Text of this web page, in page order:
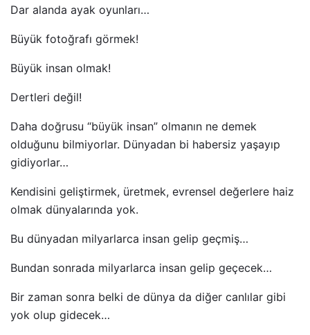
Dar alanda ayak oyunları…
Büyük fotoğrafı görmek!
Büyük insan olmak!
Dertleri değil!
Daha doğrusu “büyük insan” olmanın ne demek
olduğunu bilmiyorlar. Dünyadan bi habersiz yaşayıp
gidiyorlar…
Kendisini geliştirmek, üretmek, evrensel değerlere haiz
olmak dünyalarında yok.
Bu dünyadan milyarlarca insan gelip geçmiş…
Bundan sonrada milyarlarca insan gelip geçecek…
Bir zaman sonra belki de dünya da diğer canlılar gibi
yok olup gidecek…